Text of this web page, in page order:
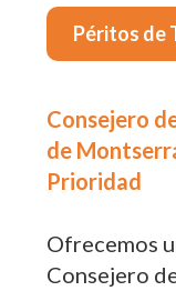
Péritos de
Consejero
de
Prioridad
Ofrecemos
Consejero